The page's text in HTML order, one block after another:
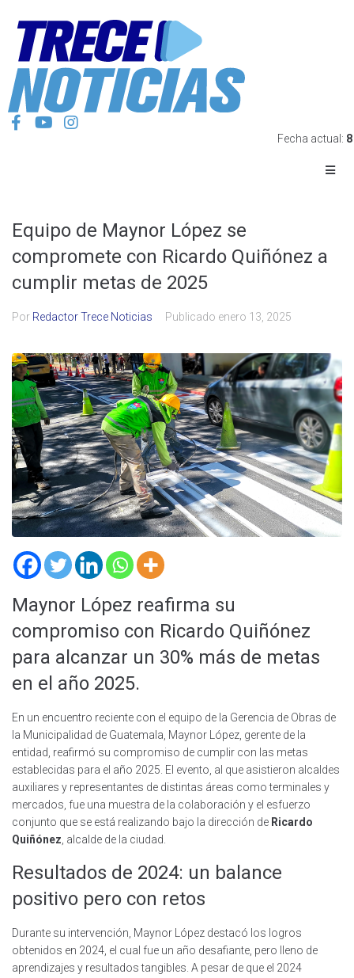
Fecha actual:
Equipo de Maynor López se
compromete con Ricardo Quiñónez a
cumplir metas de 2025
Por Redactor Trece Noticias Publicado enero 13, 2025
Maynor López reafirma su
compromiso con Ricardo Quiñónez
para alcanzar un 30% más de metas
en el año 2025.
En un encuentro reciente con el equipo de la Gerencia de Obras de
la Municipalidad de Guatemala, Maynor López, gerente de la
entidad, reafirmó su compromiso de cumplir con las metas
establecidas para el año 2025. El evento, al que asistieron alcaldes
auxiliares y representantes de distintas áreas como terminales y
mercados, fue una muestra de la colaboración y el esfuerzo
conjunto que se está realizando bajo la dirección de Ricardo
Quiñónez , alcalde de la ciudad.
Resultados de 2024: un balance
positivo pero con retos
Durante su intervención, Maynor López destacó los logros
obtenidos en 2024, el cual fue un año desafiante, pero lleno de
aprendizajes y resultados tangibles. A pesar de que el 2024